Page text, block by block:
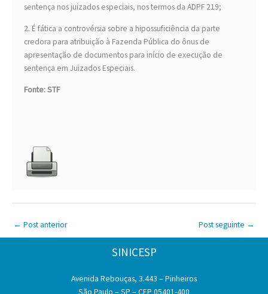
sentença nos juizados especiais, nos termos da ADPF 219;
2. É fática a controvérsia sobre a hipossuficiência da parte
credora para atribuição à Fazenda Pública do ônus de
apresentação de documentos para início de execução de
sentença em Juizados Especiais.
Fonte: STF
← Post anterior Post seguinte →
SINICESP
Avenida Rebouças, 3.443 – Pinheiros
São Paulo – SP – CEP 05401-400